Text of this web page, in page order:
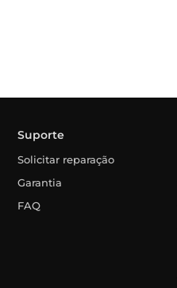
Suporte
Solicitar reparação
Garantia
FAQ